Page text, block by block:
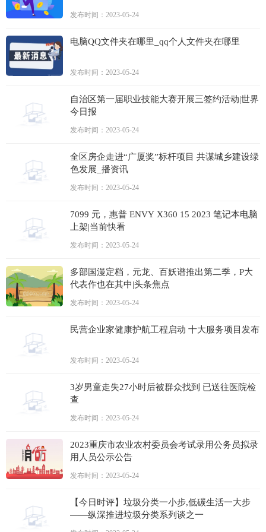
发布时间：2023-05-24
电脑QQ文件夹在哪里_qq个人文件夹在哪里
发布时间：2023-05-24
自治区第一届职业技能大赛开展三签约活动|世界
今日报
发布时间：2023-05-24
全区房企走进“广厦奖”标杆项目 共谋城乡建设绿
色发展_播资讯
发布时间：2023-05-24
7099 元，惠普 ENVY X360 15 2023 笔记本电脑
上架|当前快看
发布时间：2023-05-24
多部国漫定档，元龙、百妖谱推出第二季，P大
代表作也在其中|头条焦点
发布时间：2023-05-24
民营企业家健康护航工程启动 十大服务项目发布
发布时间：2023-05-24
3岁男童走失27小时后被群众找到 已送往医院检
查
发布时间：2023-05-24
2023重庆市农业农村委员会考试录用公务员拟录
用人员公示公告
发布时间：2023-05-24
【今日时评】垃圾分类一小步,低碳生活一大步
——纵深推进垃圾分类系列谈之一